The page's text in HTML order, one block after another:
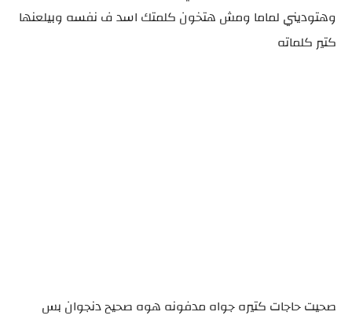
وهتوديني لماما ومش هتخون كلمتك اسد ف نفسه وبيلعنها
كتير كلماته
صحيت حاجات كتيره جواه مدفونه هوه صحيح دنجوان بس